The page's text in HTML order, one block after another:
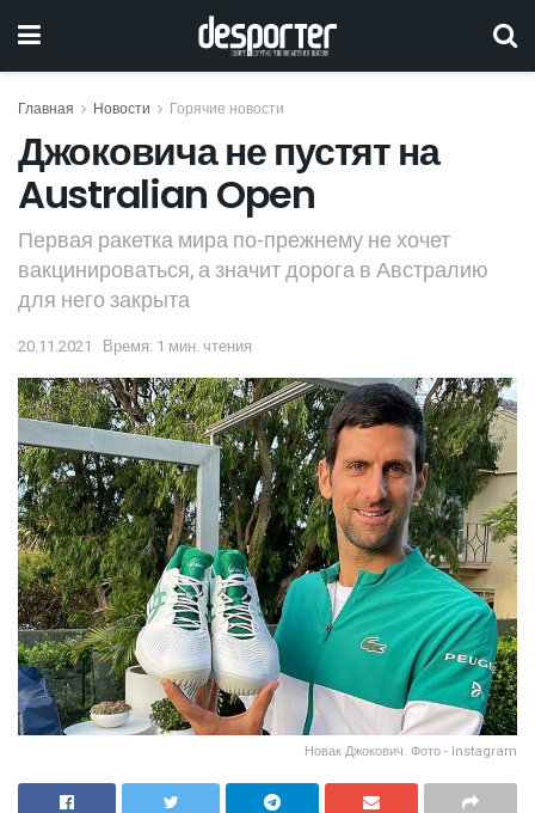
Главная Новости Горячие новости
Джоковича не пустят на
Australian Open
Первая ракетка мира по-прежнему не хочет
вакцинироваться, а значит дорога в Австралию
для него закрыта
20.11.2021 Время: 1 мин. чтения
Новак Джокович. Фото - Instagram